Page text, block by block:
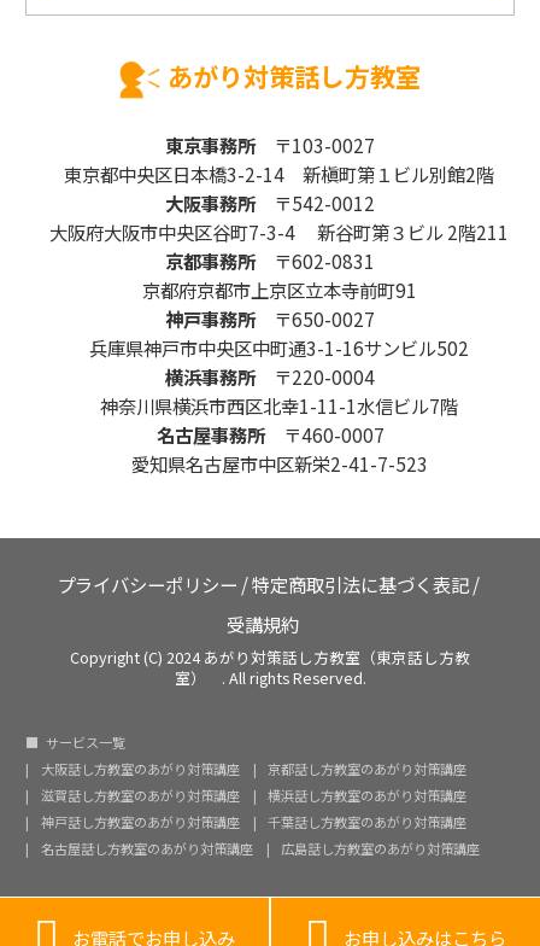
あがり対策話し方教室
東京事務所〒103-0027
東京都中央区日本橋3-2-14 新槇町第１ビル別館2階
大阪事務所〒542-0012
大阪府大阪市中央区谷町7-3-4 新谷町第３ビル 2階211
京都事務所〒602-0831
京都府京都市上京区立本寺前町91
神戸事務所〒650-0027
兵庫県神戸市中央区中町通3-1-16サンビル502
横浜事務所〒220-0004
神奈川県横浜市西区北幸1-11-1水信ビル7階
名古屋事務所〒460-0007
愛知県名古屋市中区新栄2-41-7-523
プライバシーポリシー /特定商取引法に基づく表記/
受講規約
Copyright (C) 2024 あがり対策話し方教室（東京話し方教
室） . All rights Reserved.
サービス一覧
大阪話し方教室のあがり対策講座
京都話し方教室のあがり対策講座
滋賀話し方教室のあがり対策講座
横浜話し方教室のあがり対策講座
神戸話し方教室のあがり対策講座
千葉話し方教室のあがり対策講座
名古屋話し方教室のあがり対策講座
広島話し方教室のあがり対策講座
お電話でお申し込み お申し込みはこちら